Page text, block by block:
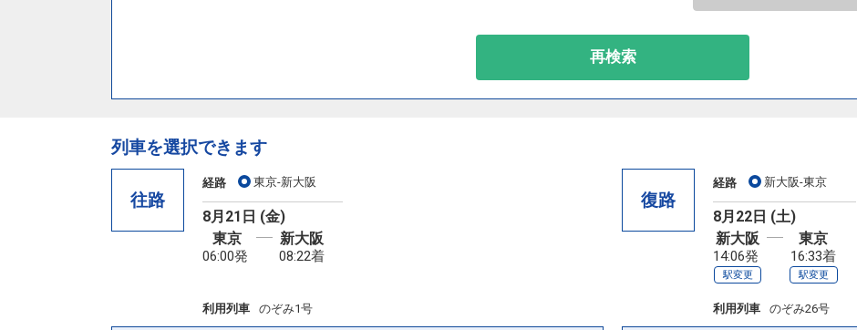
再検索
列車を選択できます
往路
経路 東京-新大阪
8月21日 (金)
東京
06:00発
新大阪
08:22着
利用列車 のぞみ1号
復路
経路 新大阪-東京
8月22日 (土)
新大阪
14:06発
駅変更
東京
16:33着
駅変更
利用列車 のぞみ26号